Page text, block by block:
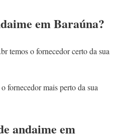
em Baraúna?
temos o fornecedor certo da sua
o fornecedor mais perto da sua
andaime em